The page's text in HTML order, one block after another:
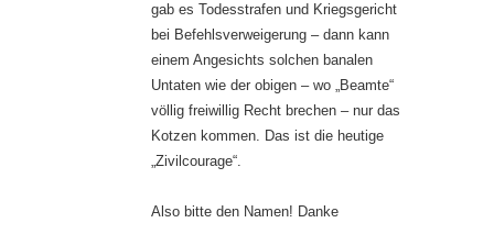
gab es Todesstrafen und Kriegsgericht
bei Befehlsverweigerung – dann kann
einem Angesichts solchen banalen
Untaten wie der obigen – wo „Beamte“
völlig freiwillig Recht brechen – nur das
Kotzen kommen. Das ist die heutige
„Zivilcourage“.
Also bitte den Namen! Danke